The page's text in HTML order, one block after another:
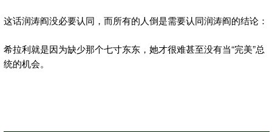
这话润涛阎没必要认同，而所有的人倒是需要认同润涛阎的结论：
希拉利就是因为缺少那个七寸东东，她才很难甚至没有当“完美”总
统的机会。